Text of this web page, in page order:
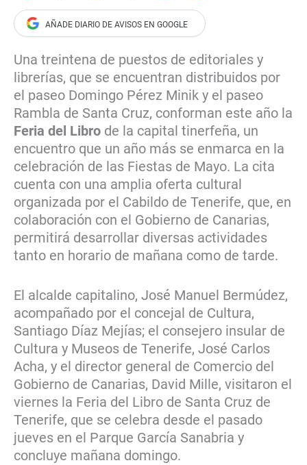
Una treintena de puestos de editoriales y
librerías, que se encuentran distribuidos por
el paseo Domingo Pérez Minik y el paseo
Rambla de Santa Cruz, conforman este año la
Feria del Libro de la capital tinerfeña, un
encuentro que un año más se enmarca en la
celebración de las Fiestas de Mayo. La cita
cuenta con una amplia oferta cultural
organizada por el Cabildo de Tenerife, que, en
colaboración con el Gobierno de Canarias,
permitirá desarrollar diversas actividades
tanto en horario de mañana como de tarde.
El alcalde capitalino, José Manuel Bermúdez,
acompañado por el concejal de Cultura,
Santiago Díaz Mejías; el consejero insular de
Cultura y Museos de Tenerife, José Carlos
Acha, y el director general de Comercio del
Gobierno de Canarias, David Mille, visitaron el
viernes la Feria del Libro de Santa Cruz de
Tenerife, que se celebra desde el pasado
jueves en el Parque García Sanabria y
concluye mañana domingo.